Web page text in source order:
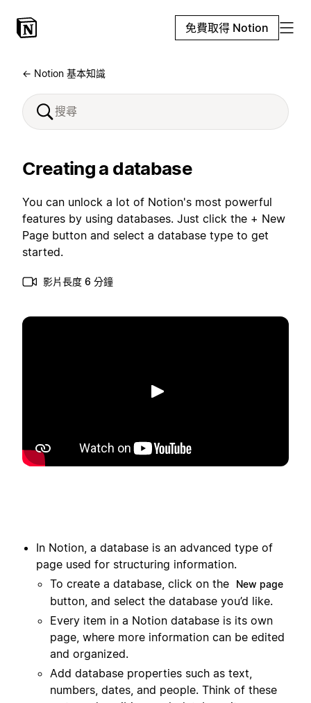
免費取得 Notion
← Notion 基本知識
Creating a database
You can unlock a lot of Notion's most powerful
features by using databases. Just click the + New
Page button and select a database type to get
started.
影片長度 6 分鐘
播放
In Notion, a database is an advanced type of
page used for structuring information.
To create a database, click on the
New page
button, and select the database you’d like.
Every item in a Notion database is its own
page, where more information can be edited
and organized.
Add database properties such as text,
numbers, dates, and people. Think of these